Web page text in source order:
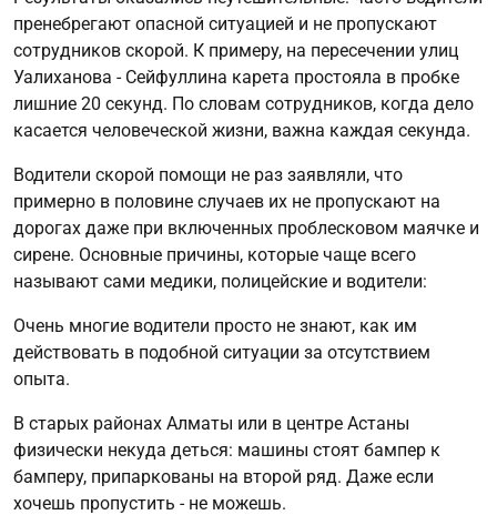
пренебрегают опасной ситуацией и не пропускают
сотрудников скорой. К примеру, на пересечении улиц
Уалиханова - Сейфуллина карета простояла в пробке
лишние 20 секунд. По словам сотрудников, когда дело
касается человеческой жизни, важна каждая секунда.
Водители скорой помощи не раз заявляли, что
примерно в половине случаев их не пропускают на
дорогах даже при включенных проблесковом маячке и
сирене. Основные причины, которые чаще всего
называют сами медики, полицейские и водители:
Очень многие водители просто не знают, как им
действовать в подобной ситуации за отсутствием
опыта.
В старых районах Алматы или в центре Астаны
физически некуда деться: машины стоят бампер к
бамперу, припаркованы на второй ряд. Даже если
хочешь пропустить - не можешь.